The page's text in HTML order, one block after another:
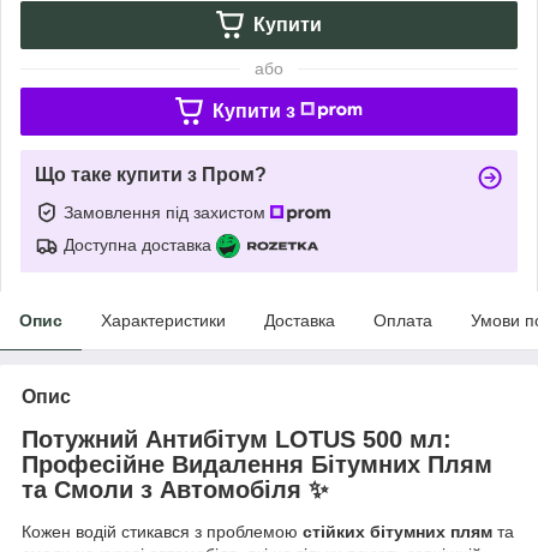
Купити
або
Купити з
Що таке купити з Пром?
Замовлення під захистом
Доступна доставка
Опис Характеристики Доставка Оплата Умови
Опис
Потужний Антибітум LOTUS 500 мл:
Професійне Видалення Бітумних Плям
та Смоли з Автомобіля ✨
Кожен водій стикався з проблемою стійких бітумних плям та